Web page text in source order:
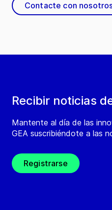
Recibir noticias
Mantente al día de las
GEA suscribiéndote a las
Registrarse
Contacte con